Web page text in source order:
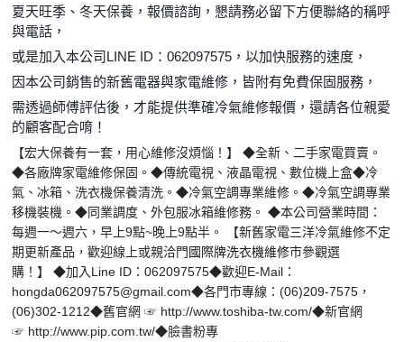
夏天旺季、冬天保養，報價諮詢，懇請務必留下方便聯絡的稱呼
與電話，
或是加入本公司LINE ID：062097575，以加快服務的速度，
因本公司銷售的新舊電器與家電維修，皆附有免費保固服務，
需透過師傅評估後，才能提供準確冷氣維修報價，還請各位親愛
的顧客配合唷！
【宏大保養有一套，用心維修沒煩惱！】 ◆全新、二手家電買賣。
◆各廠牌家電維修保固。◆傳統電視、液晶電視、數位機上盒◆冷
氣、冰箱、洗衣機保養清洗。◆冷氣空調專業維修。◆冷氣空調專業
移機裝機。◆同業調度、外包服冰箱維修務。 ◆本公司營業時間：
每週一～週六，早上9點~晚上9點半。 【新舊家電三洋冷氣維修不定
期更新產品，歡迎線上或親洽門 國際牌洗衣機維修市參觀選
購！】 ◆加入Line ID：062097575◆歡迎E-Mail：
hongda062097575@gmail.com◆各門市專線：(06)209-7575，
(06)302-1212◆舊官網 ☞ http://www.toshiba-tw.com/◆新官網
☞ http://www.pip.com.tw/◆臉書粉專